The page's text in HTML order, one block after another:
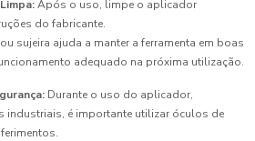
Após o uso, limpe o aplicador
do fabricante.
sujeira ajuda a manter a ferramenta em boas
adequado na próxima utilização.
Durante o uso do aplicador,
industriais, é importante utilizar óculos de